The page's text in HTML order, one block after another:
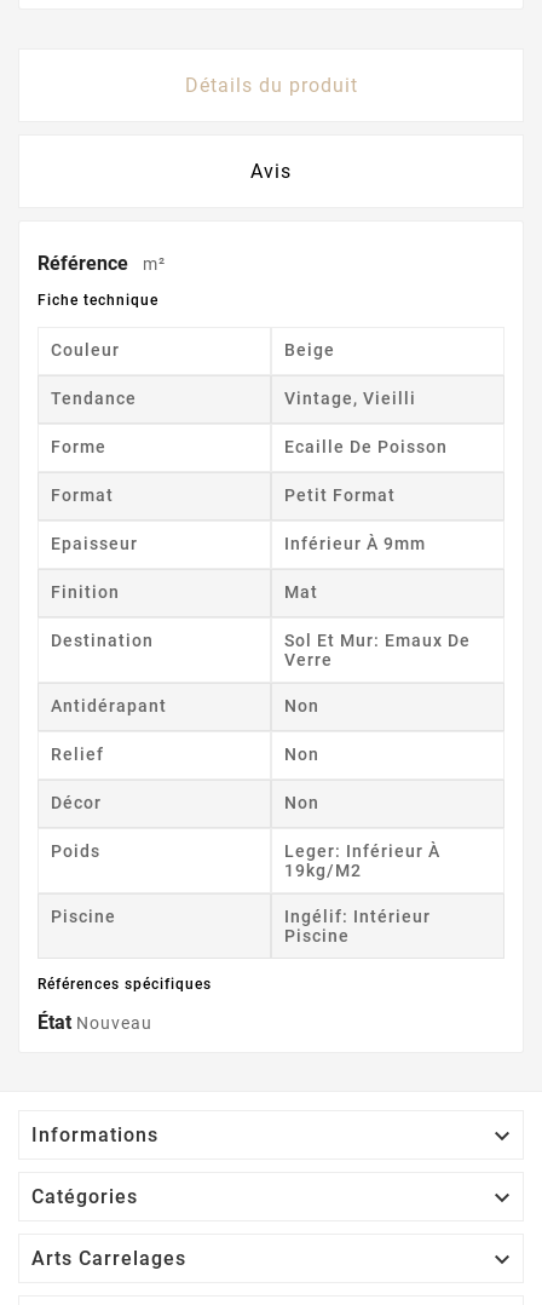
Détails du produit
Avis
Référence m²
Fiche technique
Couleur Beige
Tendance Vintage, Vieilli
Forme Ecaille De Poisson
Format Petit Format
Epaisseur Inférieur À 9mm
Finition Mat
Destination
Sol Et Mur: Emaux De
Verre
Antidérapant Non
Relief Non
Décor Non
Poids
Leger: Inférieur À
19kg/m2
Piscine
Ingélif: Intérieur
Piscine
Références spécifiques
État Nouveau
Informations 
Catégories 
Arts Carrelages 